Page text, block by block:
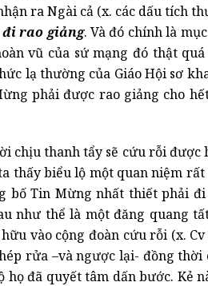
ra Ngài cả (x. các dấu tích
đi rao giảng. Và đó chính là
vũ của sứ mạng đó thật
lạ thường của Giáo Hội sơ
phải được rao giảng cho
chịu thanh tẩy sẽ cứu rỗi được
thấy biểu lộ một quan niệm rất
bố Tin Mừng nhất thiết phải
như thể là một đăng quang
vào cộng đoàn cứu rỗi (x. Cv
rửa –và ngược lại- đồng thời
đã quyết tâm dấn bước. Kẻ